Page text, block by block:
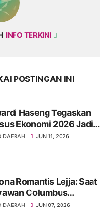
INFO TERKINI
POSTINGAN INI
Haseng Tegaskan
Ekonomi 2026 Jadi
Pembangunan
DAERAH JUN 11, 2026
Romantis Lejja: Saat
Columbus
Menenun
DAERAH JUN 07, 2026